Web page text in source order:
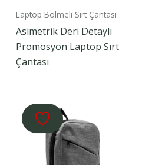
Laptop Bölmeli Sırt Çantası
Asimetrik Deri Detaylı
Promosyon Laptop Sırt
Çantası